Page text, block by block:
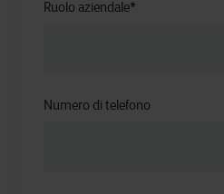
Ruolo aziendale*
Numero di telefono